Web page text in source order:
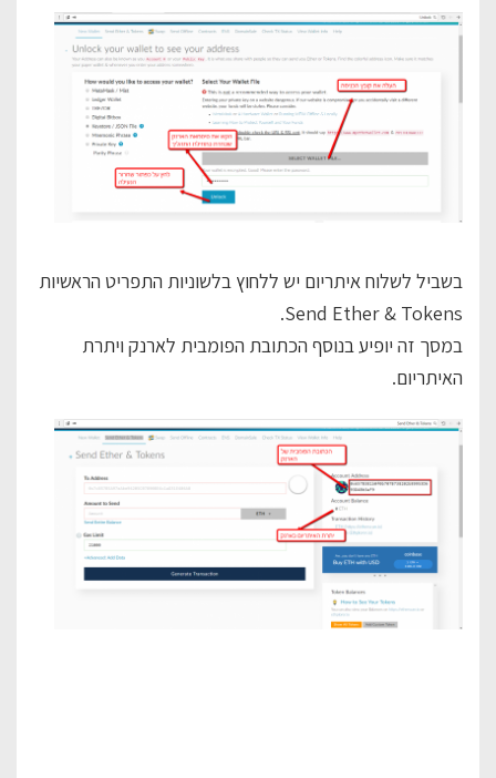
בשביל לשלוח איתריום יש ללחוץ בלשוניות התפריט הראשיות
Send Ether & Tokens.
במסך זה יופיע בנוסף הכתובת הפומבית לארנק ויתרת
האיתריום.